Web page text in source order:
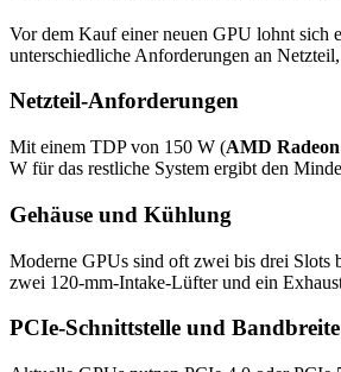
Vor dem Kauf einer neuen GPU lohnt sich
unterschiedliche Anforderungen an
Netzteil-Anforderungen
Mit einem TDP von 150 W (AMD
W für das restliche System ergibt den
Gehäuse und Kühlung
Moderne GPUs sind oft zwei bis drei Slots
zwei 120-mm-Intake-Lüfter und ein
PCIe-Schnittstelle und Bandbreite